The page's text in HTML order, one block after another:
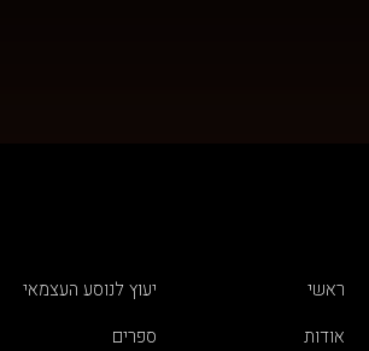
ראשי
אודות
יעוץ לנוסע העצמאי
ספרים